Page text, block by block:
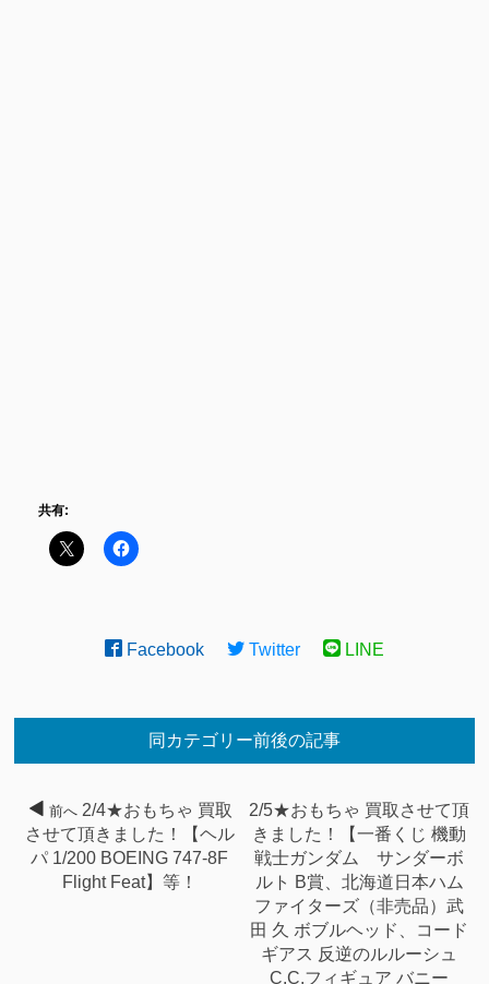
共有:
Facebook Twitter LINE
同カテゴリー前後の記事
前へ 2/4★おもちゃ 買取
させて頂きました！【ヘル
パ 1/200 BOEING 747-8F
Flight Feat】等！
2/5★おもちゃ 買取させて頂
きました！【一番くじ 機動
戦士ガンダム サンダーボ
ルト B賞、北海道日本ハム
ファイターズ（非売品）武
田 久 ボブルヘッド、コード
ギアス 反逆のルルーシュ
C.C.フィギュア バニー